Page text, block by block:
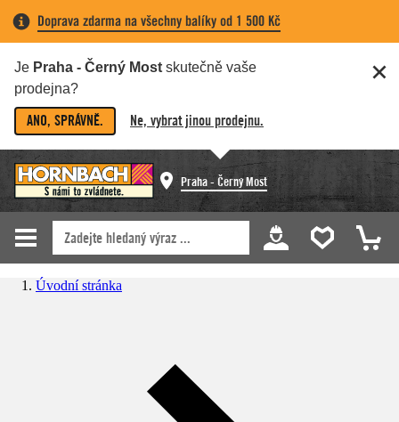
Doprava zdarma na všechny balíky od 1 500 Kč
Je Praha - Černý Most skutečně vaše
prodejna?
ANO, SPRÁVNĚ. Ne, vybrat jinou prodejnu.
Praha - Černý Most
Úvodní stránka